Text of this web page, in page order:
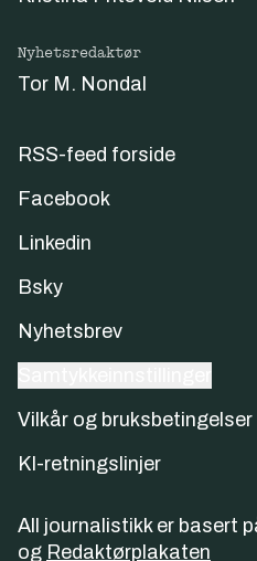
Nyhetsredaktør
Tor M. Nondal
RSS-feed forside
Facebook
Linkedin
Bsky
Nyhetsbrev
Vilkår og bruksbetingelser
KI-retningslinjer
All journalistikk er basert
og Redaktørplakaten